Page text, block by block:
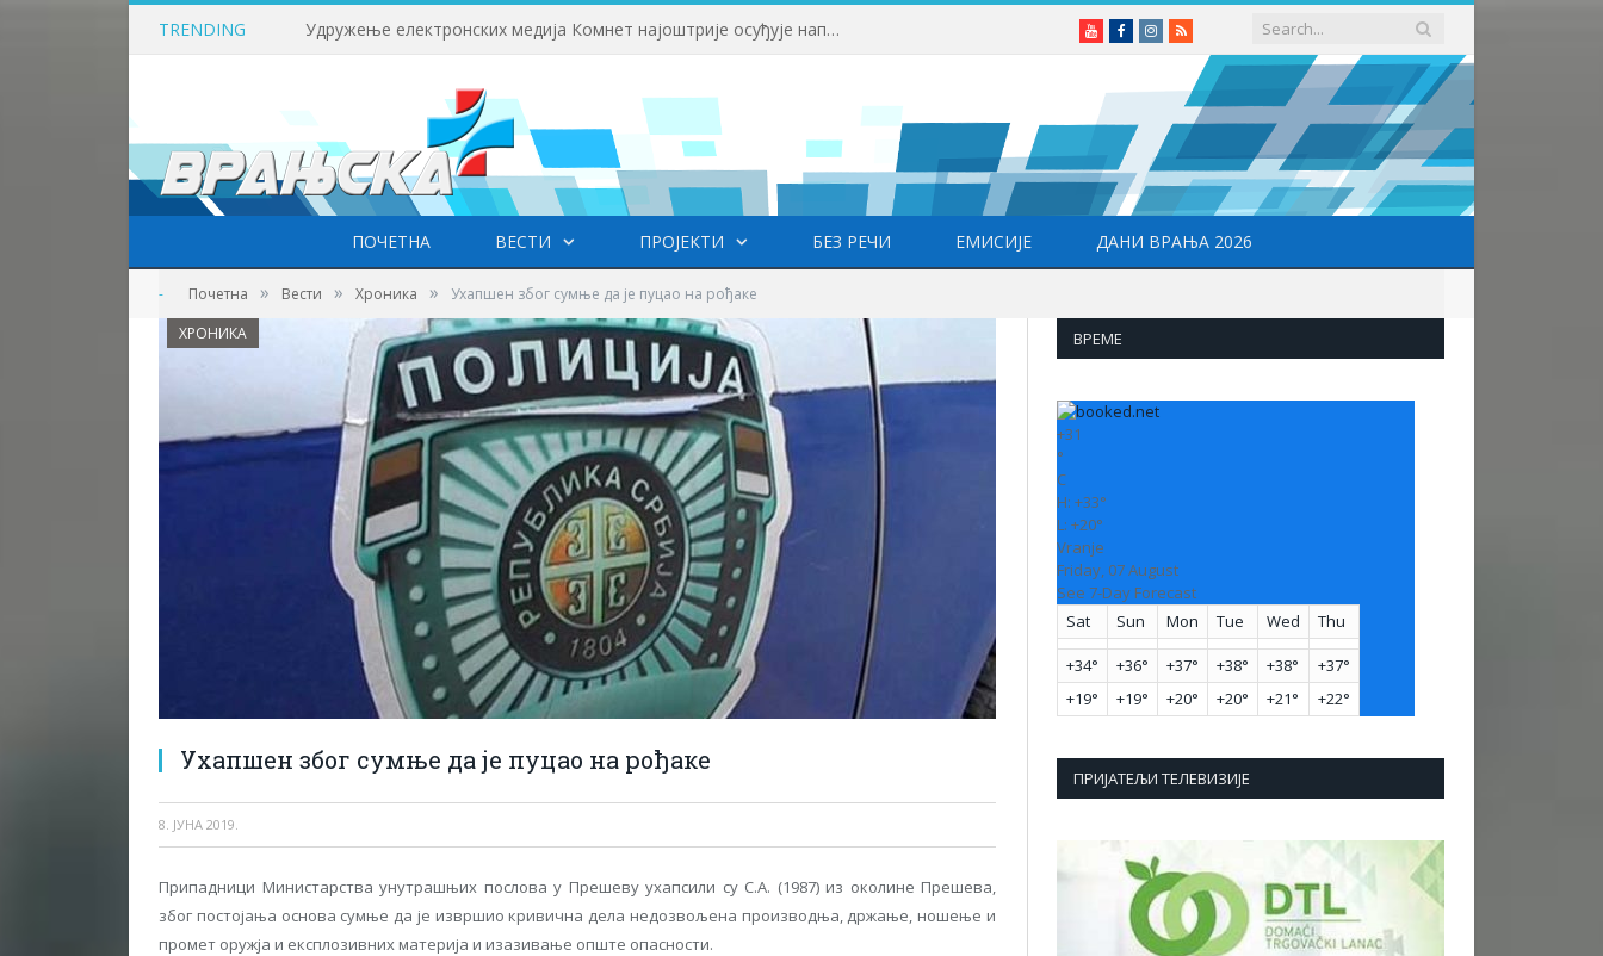
TRENDING Одржана Конференција клубова Зоне „Исток“ уочи почетка нове сезоне YoutubeFacebookInstagram
RSS
ПОЧЕТНА ВЕСТИ ПРОЈЕКТИ БЕЗ РЕЧИ ЕМИСИЈЕ ДАНИ ВРАЊА 2026
- Почетна » Вести » Хроника » Ухапшен због сумње да је пуцао на рођаке
Ухапшен због сумње да је пуцао на рођаке
8. ЈУНА 2019.
ХРОНИКА
Припадници Министарства унутрашњих послова у Прешеву ухапсили су С.А. (1987) из околине Прешева,
због постојања основа сумње да је извршио кривична дела недозвољена производња, држање, ношење и
промет оружја и експлозивних материја и изазивање опште опасности.
ВРЕМЕ
+31
°
C
H: +33°
L: +20°
Vranje
Friday, 07 August
See 7-Day Forecast
Sat
Sun Mon Tue Wed Thu
+34° +36° +37° +38° +38° +37°
+19° +19° +20° +20° +21° +22°
ПРИЈАТЕЉИ ТЕЛЕВИЗИЈЕ